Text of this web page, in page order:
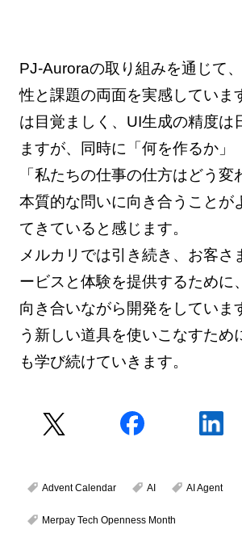
PJ-Auroraの取り組みを通じて
性と課題の両面を実感していま
は目覚ましく、UI生成の精度は
ますが、同時に「何を作るか」
「私たちの仕事の仕方はどう変
本質的な問いに向き合うことが
てきていると感じます。
メルカリでは引き続き、お客さ
ービスと体験を提供するために
向き合いながら開発をしていま
う新しい道具を使いこなすため
も学び続けていきます。
Advent Calendar AI AI Agent
Merpay Tech Openness Month